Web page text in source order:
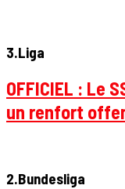
3.Liga
OFFICIEL : Le
un renfort
2.Bundesliga